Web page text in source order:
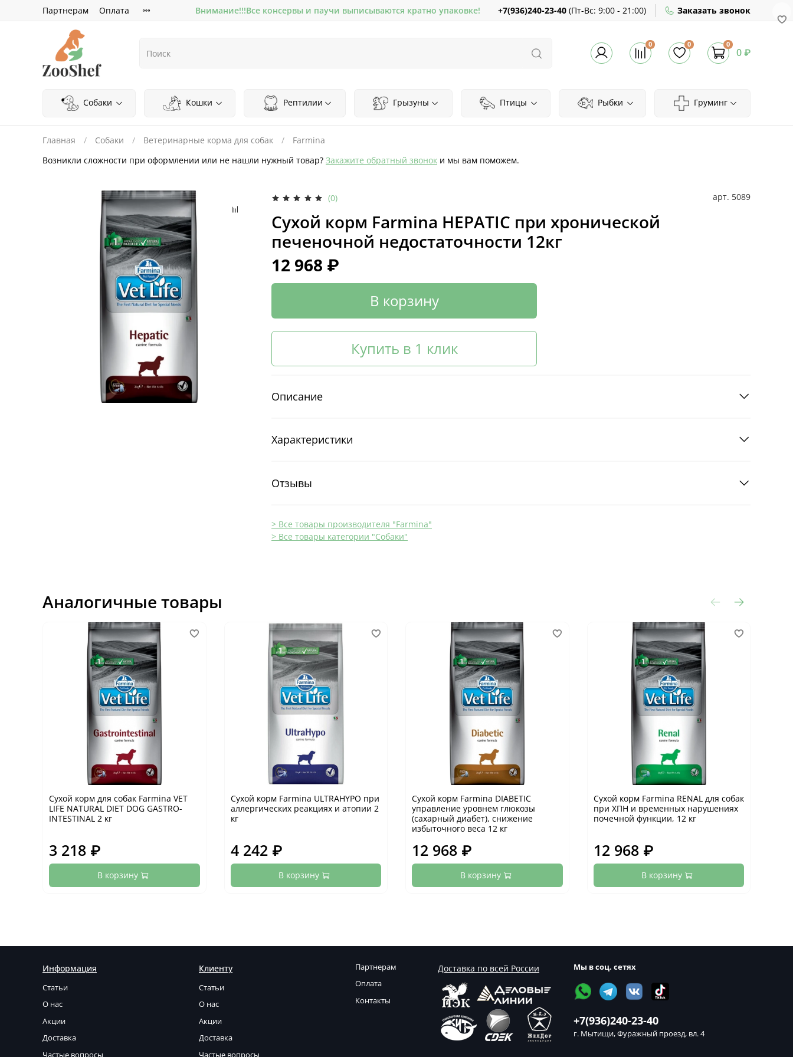
Партнерам Оплата Внимание!!!Все консервы и паучи выписываются кратно упаковке! +7(936)240-23-40 (Пт-Вс: 9:00 - 21:00) Заказать звонок
0 0 0
0 ₽
Собаки Кошки Рептилии Грызуны Птицы Рыбки Груминг
Главная Собаки Ветеринарные корма для собак
Farmina
Возникли сложности при оформлении или не нашли нужный товар? Закажите обратный звонок и мы вам поможем.
(0) арт. 5089
Сухой корм Farmina HEPATIC при хронической
печеночной недостаточности 12кг
12 968 ₽
В корзину
Купить в 1 клик
Описание
Характеристики
Отзывы
> Все товары производителя "Farmina"
> Все товары категории "Собаки"
Аналогичные товары
Сухой корм для собак Farmina VET
LIFE NATURAL DIET DOG GASTRO-
INTESTINAL 2 кг
3 218 ₽
В корзину
Сухой корм Farmina ULTRAHYPO при
аллергических реакциях и атопии 2
кг
4 242 ₽
В корзину
Сухой корм Farmina DIABETIC
управление уровнем глюкозы
(сахарный диабет), снижение
избыточного веса 12 кг
12 968 ₽
В корзину
Сухой корм Farmina RENAL для собак
при ХПН и временных нарушениях
почечной функции, 12 кг
12 968 ₽
В корзину
Информация
Статьи
О нас
Акции
Доставка
Частые вопросы
Клиенту
Статьи
О нас
Акции
Доставка
Частые вопросы
Партнерам
Оплата
Контакты
Доставка по всей России Мы в соц. сетях
+7(936)240-23-40
г. Мытищи, Фуражный проезд, вл. 4